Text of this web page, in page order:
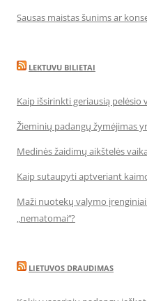
Sausas maistas šunims ar
LEKTUVU BILIETAI
Kaip išsirinkti geriausią pelėsio
Žieminių padangų žymėjimas
Medinės žaidimų aikštelės
Kaip sutaupyti aptveriant
Maži nuotekų valymo
„nematomai‘‘?
LIETUVOS DRAUDIMAS